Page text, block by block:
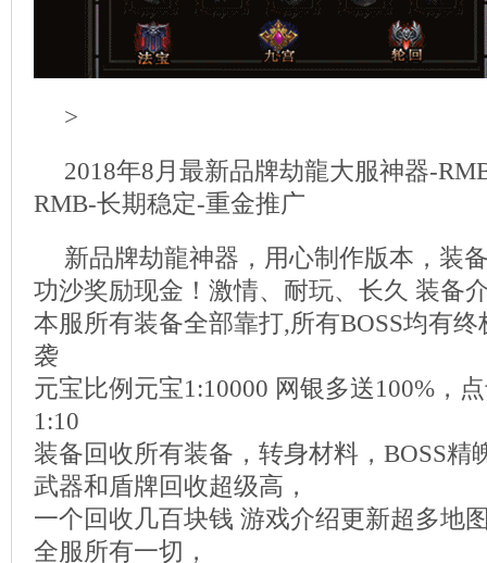
>
2018年8月最新品牌劫龍大服神器-
RMB-长期稳定-重金推广
新品牌劫龍神器，用心制作版本，装
功沙奖励现金！激情、耐玩、长久 装备
本服所有装备全部靠打,所有BOSS均有
袭
元宝比例元宝1:10000 网银多送100%，
1:10
装备回收所有装备，转身材料，BOSS精
武器和盾牌回收超级高，
一个回收几百块钱 游戏介绍更新超多地
全服所有一切，